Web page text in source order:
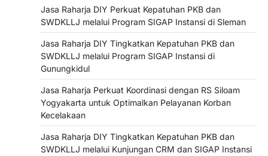
Jasa Raharja DIY Perkuat Kepatuhan PKB dan
SWDKLLJ melalui Program SIGAP Instansi di Sleman
Jasa Raharja DIY Tingkatkan Kepatuhan PKB dan
SWDKLLJ melalui Program SIGAP Instansi di
Gunungkidul
Jasa Raharja Perkuat Koordinasi dengan RS Siloam
Yogyakarta untuk Optimalkan Pelayanan Korban
Kecelakaan
Jasa Raharja DIY Tingkatkan Kepatuhan PKB dan
SWDKLLJ melalui Kunjungan CRM dan SIGAP Instansi